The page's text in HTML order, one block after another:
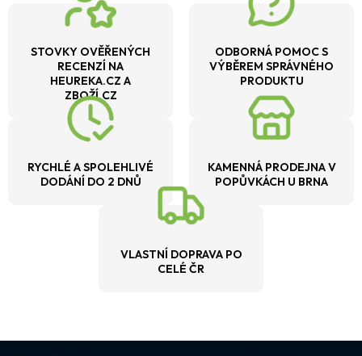
STOVKY OVĚŘENÝCH
RECENZÍ NA
HEUREKA.CZ A
ZBOŽÍ.CZ
ODBORNÁ POMOC S
VÝBĚREM SPRÁVNÉHO
PRODUKTU
RYCHLÉ A SPOLEHLIVÉ
DODÁNÍ DO 2 DNŮ
KAMENNÁ PRODEJNA V
POPŮVKÁCH U BRNA
VLASTNÍ DOPRAVA PO
CELÉ ČR